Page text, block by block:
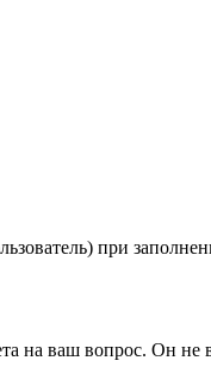
при
на ваш вопрос. Он не